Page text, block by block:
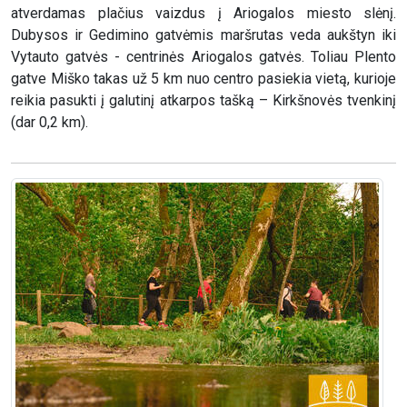
atverdamas plačius vaizdus į Ariogalos miesto slėnį.
Dubysos ir Gedimino gatvėmis maršrutas veda aukštyn iki
Vytauto gatvės - centrinės Ariogalos gatvės. Toliau Plento
gatve Miško takas už 5 km nuo centro pasiekia vietą, kurioje
reikia pasukti į galutinį atkarpos tašką – Kirkšnovės tvenkinį
(dar 0,2 km).